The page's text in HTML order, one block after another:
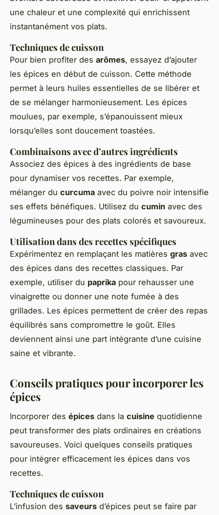
une chaleur et une complexité qui enrichissent
instantanément vos plats.
Techniques de cuisson
Pour bien profiter des arômes, essayez d’ajouter
les épices en début de cuisson. Cette méthode
permet à leurs huiles essentielles de se libérer et
de se mélanger harmonieusement. Les épices
moulues, par exemple, s’épanouissent mieux
lorsqu’elles sont doucement toastées.
Combinaisons avec d’autres ingrédients
Associez des épices à des ingrédients de base
pour dynamiser vos recettes. Par exemple,
mélanger du curcuma avec du poivre noir intensifie
ses effets bénéfiques. Utilisez du cumin avec des
légumineuses pour des plats colorés et savoureux.
Utilisation dans des recettes spécifiques
Expérimentez en remplaçant les matières gras avec
des épices dans des recettes classiques. Par
exemple, utiliser du paprika pour rehausser une
vinaigrette ou donner une note fumée à des
grillades. Les épices permettent de créer des repas
équilibrés sans compromettre le goût. Elles
deviennent ainsi une part intégrante d’une cuisine
saine et vibrante.
Conseils pratiques pour incorporer les
épices
Incorporer des épices dans la cuisine quotidienne
peut transformer des plats ordinaires en créations
savoureuses. Voici quelques conseils pratiques
pour intégrer efficacement les épices dans vos
recettes.
Techniques de cuisson
L’infusion des saveurs d’épices peut se faire par